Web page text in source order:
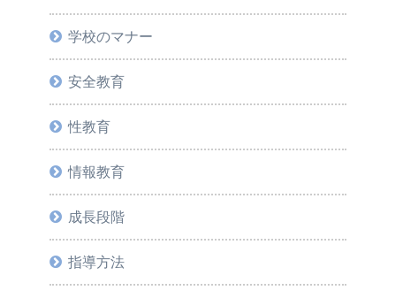
学校のマナー
安全教育
性教育
情報教育
成長段階
指導方法